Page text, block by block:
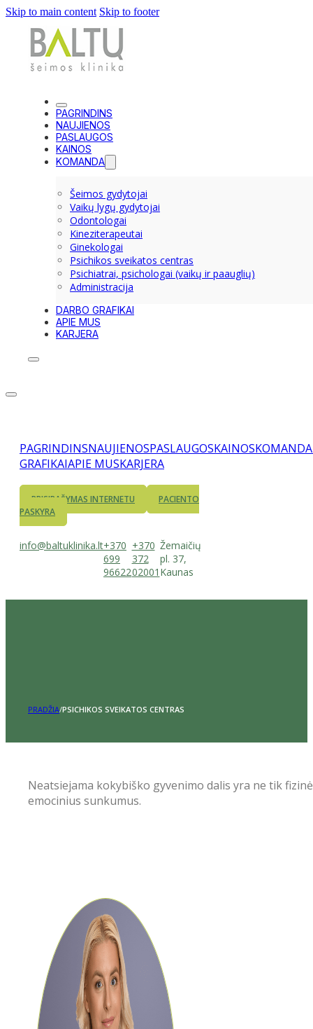
Skip to main content Skip to footer
PAGRINDINS
NAUJIENOS
PASLAUGOS
KAINOS
KOMANDA
Šeimos gydytojai
Vaikų lygų gydytojai
Odontologai
Kineziterapeutai
Ginekologai
Psichikos sveikatos centras
Psichiatrai, psichologai (vaikų ir paauglių)
Administracija
DARBO GRAFIKAI
APIE MUS
KARJERA
PAGRINDINSNAUJIENOSPASLAUGOSKAINOSKOMANDA
GRAFIKAIAPIE MUSKARJERA
PRISIRAŠYMAS INTERNETU
PACIENTO
PASKYRA
info@baltuklinika.lt+370
699
96622
+370
372
02001
Žemaičių
pl. 37,
Kaunas
PRADŽIA/PSICHIKOS SVEIKATOS CENTRAS
Neatsiejama kokybiško gyvenimo dalis yra ne tik
emocinius sunkumus.